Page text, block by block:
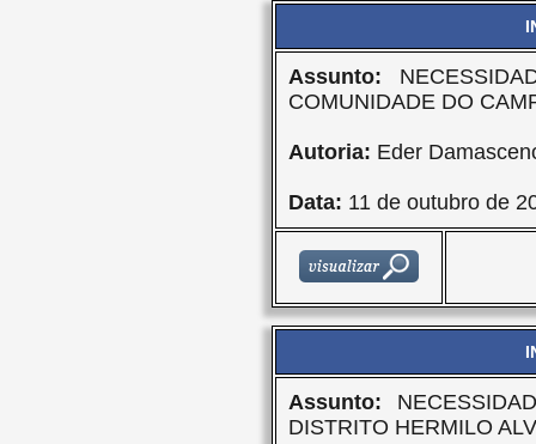
Assunto:
COMUNIDADE DO
Autoria: Eder
Data: 11 de outubro de
Assunto:
DISTRITO HERMILO